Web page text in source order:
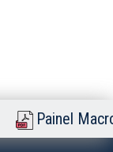
Painel